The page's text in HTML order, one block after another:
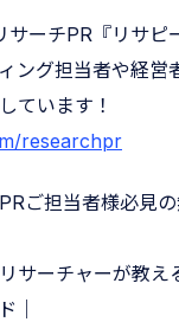
サーチPR『リサピ
ング担当者や経営
ています！
researchpr
ご担当者様必見
サーチャーが教え
｜